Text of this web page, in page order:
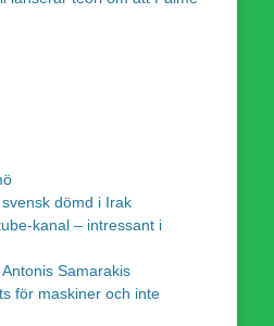
dömd i Irak
kanal – intressant i
Samarakis
för maskiner och inte